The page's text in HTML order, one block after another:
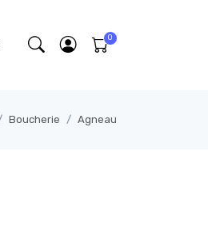
Boucherie Agneau